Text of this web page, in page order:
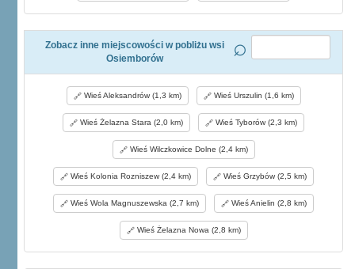
Zobacz inne miejscowości w pobliżu wsi
Osiemborów
Wieś Aleksandrów (1,3 km) Wieś Urszulin (1,6 km)
Wieś Żelazna Stara (2,0 km) Wieś Tyborów (2,3 km)
Wieś Wilczkowice Dolne (2,4 km)
Wieś Kolonia Rozniszew (2,4 km) Wieś Grzybów (2,5 km)
Wieś Wola Magnuszewska (2,7 km) Wieś Anielin (2,8 km)
Wieś Żelazna Nowa (2,8 km)